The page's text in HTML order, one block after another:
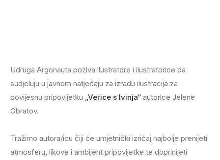
Udruga Argonauta poziva ilustratore i ilustratorice da
sudjeluju u javnom natječaju za izradu ilustracija za
povijesnu pripovijetku „Verice s Ivinja“ autorice Jelene
Obratov.
Tražimo autora/icu čiji će umjetnički izričaj najbolje prenijeti
atmosferu, likove i ambijent pripovijetke te doprinijeti